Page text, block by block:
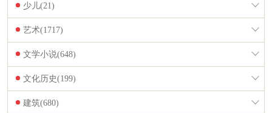
少儿(21)
艺术(1717)
文学小说(648)
文化历史(199)
建筑(680)